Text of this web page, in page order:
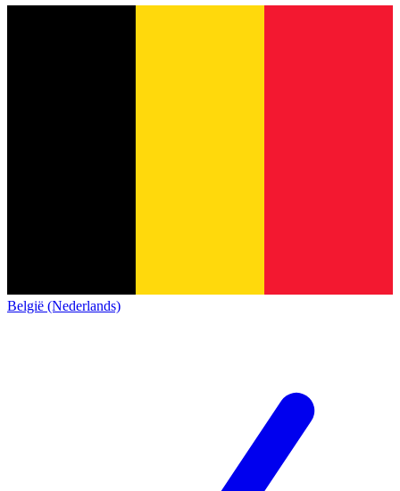
België (Nederlands)